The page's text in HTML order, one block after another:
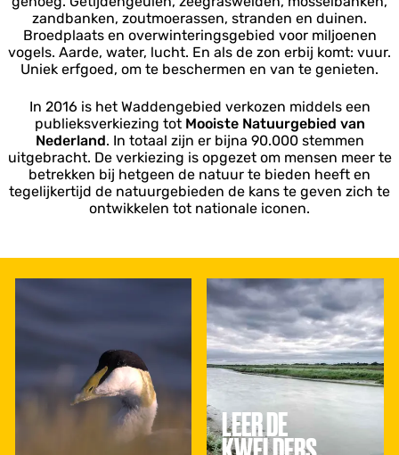
zandbanken, zoutmoerassen, stranden en duinen.
Broedplaats en overwinteringsgebied voor miljoenen
vogels. Aarde, water, lucht. En als de zon erbij komt: vuur.
Uniek erfgoed, om te beschermen en van te genieten.
In 2016 is het Waddengebied verkozen middels een
publieksverkiezing tot Mooiste Natuurgebied van
Nederland. In totaal zijn er bijna 90.000 stemmen
uitgebracht. De verkiezing is opgezet om mensen meer te
betrekken bij hetgeen de natuur te bieden heeft en
tegelijkertijd de natuurgebieden de kans te geven zich te
ontwikkelen tot nationale iconen.
s
LEER DE
L
e
e
r
d
e
k
w
e
l